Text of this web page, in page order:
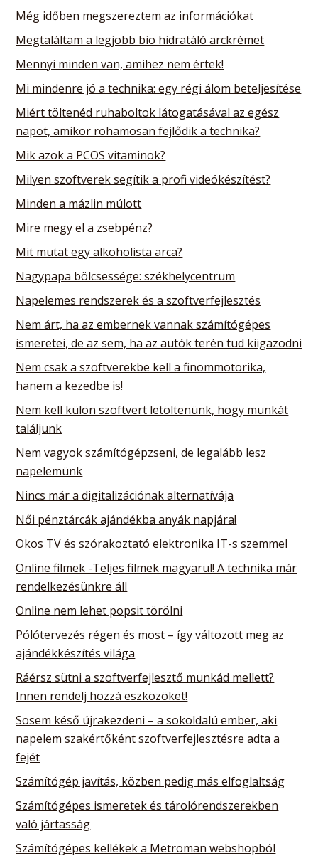
Még időben megszereztem az információkat
Megtaláltam a legjobb bio hidratáló arckrémet
Mennyi minden van, amihez nem értek!
Mi mindenre jó a technika: egy régi álom beteljesítése
Miért töltenéd ruhaboltok látogatásával az egész
napot, amikor rohamosan fejlődik a technika?
Mik azok a PCOS vitaminok?
Milyen szoftverek segítik a profi videókészítést?
Minden a mázlin múlott
Mire megy el a zsebpénz?
Mit mutat egy alkoholista arca?
Nagypapa bölcsessége: székhelycentrum
Napelemes rendszerek és a szoftverfejlesztés
Nem árt, ha az embernek vannak számítógépes
ismeretei, de az sem, ha az autók terén tud kiigazodni
Nem csak a szoftverekbe kell a finommotorika,
hanem a kezedbe is!
Nem kell külön szoftvert letöltenünk, hogy munkát
találjunk
Nem vagyok számítógépzseni, de legalább lesz
napelemünk
Nincs már a digitalizációnak alternatívája
Női pénztárcák ajándékba anyák napjára!
Okos TV és szórakoztató elektronika IT-s szemmel
Online filmek -Teljes filmek magyarul! A technika már
rendelkezésünkre áll
Online nem lehet popsit törölni
Pólótervezés régen és most – így változott meg az
ajándékkészítés világa
Ráérsz sütni a szoftverfejlesztő munkád mellett?
Innen rendelj hozzá eszközöket!
Sosem késő újrakezdeni – a sokoldalú ember, aki
napelem szakértőként szoftverfejlesztésre adta a
fejét
Számítógép javítás, közben pedig más elfoglaltság
Számítógépes ismeretek és tárolórendszerekben
való jártasság
Számítógépes kellékek a Metroman webshopból